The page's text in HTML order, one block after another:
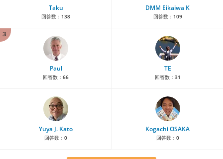
Taku
回答数： 138
DMM Eikaiwa K
回答数： 109
3
Paul
回答数： 66
TE
回答数： 31
Yuya J. Kato
回答数： 0
Kogachi OSAKA
回答数： 0